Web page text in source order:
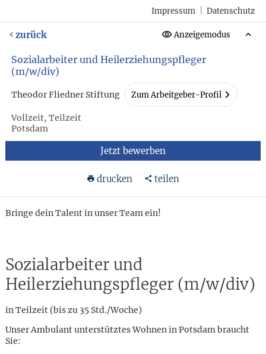
Impressum Datenschutz
zurück Anzeigemodus
Sozialarbeiter und Heilerziehungspfleger
(m/w/div)
Theodor Fliedner Stiftung Zum Arbeitgeber-Profil
Vollzeit, Teilzeit
Potsdam
Jetzt bewerben
drucken teilen
Bringe dein Talent in unser Team ein!
Sozialarbeiter und
Heilerziehungspfleger (m/w/div)
in Teilzeit (bis zu 35 Std./Woche)
Unser Ambulant unterstütztes Wohnen in Potsdam braucht
Sie: